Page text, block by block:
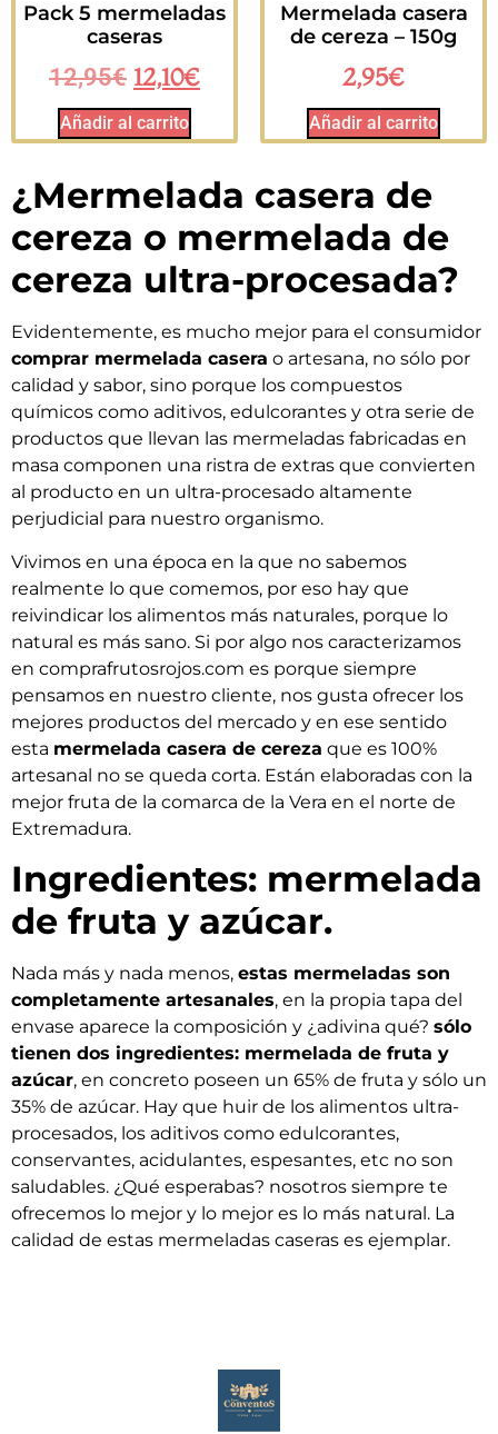
Pack 5 mermeladas
caseras
12,95€ 12,10€
Añadir al carrito
Mermelada casera
de cereza – 150g
2,95€
Añadir al carrito
¿Mermelada casera de
cereza o mermelada de
cereza ultra-procesada?
Evidentemente, es mucho mejor para el consumidor
comprar mermelada casera o artesana, no sólo por
calidad y sabor, sino porque los compuestos
químicos como aditivos, edulcorantes y otra serie de
productos que llevan las mermeladas fabricadas en
masa componen una ristra de extras que convierten
al producto en un ultra-procesado altamente
perjudicial para nuestro organismo.
Vivimos en una época en la que no sabemos
realmente lo que comemos, por eso hay que
reivindicar los alimentos más naturales, porque lo
natural es más sano. Si por algo nos caracterizamos
en comprafrutosrojos.com es porque siempre
pensamos en nuestro cliente, nos gusta ofrecer los
mejores productos del mercado y en ese sentido
esta mermelada casera de cereza que es 100%
artesanal no se queda corta. Están elaboradas con la
mejor fruta de la comarca de la Vera en el norte de
Extremadura.
Ingredientes: mermelada
de fruta y azúcar.
Nada más y nada menos, estas mermeladas son
completamente artesanales, en la propia tapa del
envase aparece la composición y ¿adivina qué? sólo
tienen dos ingredientes: mermelada de fruta y
azúcar, en concreto poseen un 65% de fruta y sólo un
35% de azúcar. Hay que huir de los alimentos ultra-
procesados, los aditivos como edulcorantes,
conservantes, acidulantes, espesantes, etc no son
saludables. ¿Qué esperabas? nosotros siempre te
ofrecemos lo mejor y lo mejor es lo más natural. La
calidad de estas mermeladas caseras es ejemplar.